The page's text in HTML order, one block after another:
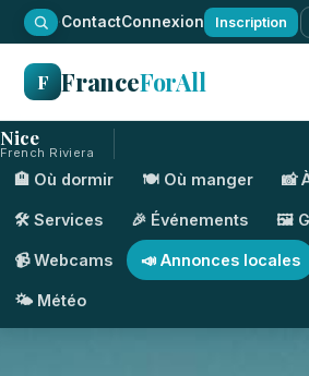
·ContactConnexion Inscription
F FranceForAll
Nice
French Riviera
🏨 Où dormir 🍽️ Où manger 📸
🛠️ Services 🎉 Événements 🖼️
📹 Webcams 📣 Annonces locales
🌤️ Météo